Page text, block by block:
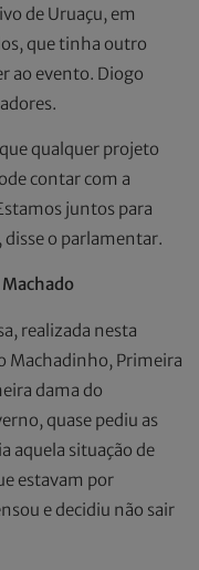
de Uruaçu, em
que tinha outro
ao evento. Diogo
qualquer projeto
contar com a
juntos para
disse o parlamentar.
realizada nesta
Machadinho, Primeira
dama do
quase pediu as
aquela situação de
estavam por
e decidiu não sair